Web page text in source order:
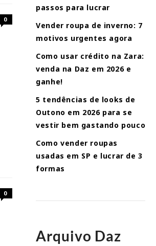
0
0
passos para lucrar
Vender roupa de inverno: 7
motivos urgentes agora
Como usar crédito na Zara:
venda na Daz em 2026 e
ganhe!
5 tendências de looks de
Outono em 2026 para se
vestir bem gastando pouco
Como vender roupas
usadas em SP e lucrar de 3
formas
Arquivo Daz